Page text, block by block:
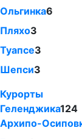
Ольгинка6
Пляхо3
Туапсе3
Шепси3
Курорты
Геленджика124
Архипо-